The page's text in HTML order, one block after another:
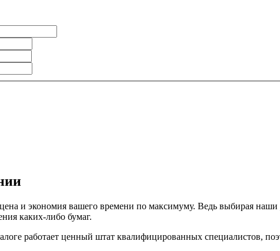
и экономия вашего времени по максимуму. Ведь выбирая наши
каких-либо бумаг.
работает ценный штат квалифицированных специалистов,